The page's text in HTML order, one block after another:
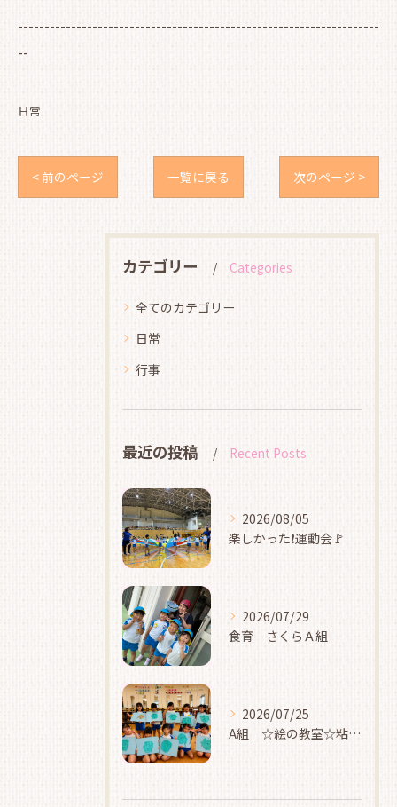
--------------------------------------------------------------------
--
日常
< 前のページ 一覧に戻る 次のページ >
カテゴリー Categories
全てのカテゴリー
日常
行事
最近の投稿 Recent Posts
2026/08/05
楽しかった❗運動会🚩
2026/07/29
食育 さくらＡ組
2026/07/25
A組 ☆絵の教室☆粘土☆